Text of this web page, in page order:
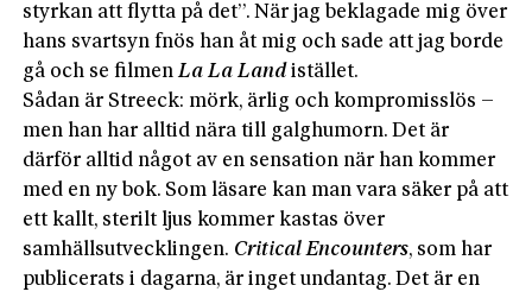
styrkan att flytta på det”. När jag beklagade mig över
hans svartsyn fnös han åt mig och sade att jag borde
gå och se filmenLa La Land istället.
Sådan är Streeck: mörk, ärlig och kompromisslös –
men han har alltid nära till galghumorn. Det är
därför alltid något av en sensation när han kommer
med en ny bok. Som läsare kan man vara säker på att
ett kallt, sterilt ljus kommer kastas över
samhällsutvecklingen. Critical Encounters, som har
publicerats i dagarna, är inget undantag. Det är en